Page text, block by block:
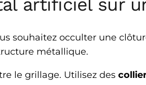
artificiel sur
souhaitez occulter une
métallique.
le grillage. Utilisez des